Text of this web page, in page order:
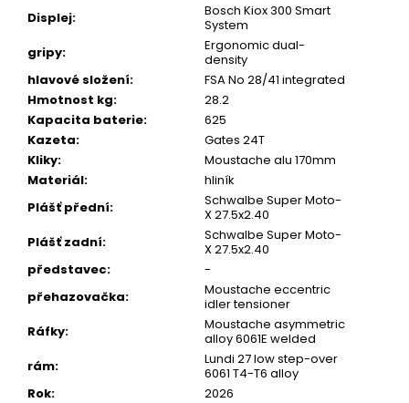
Displej:
Bosch Kiox 300 Smart
System
gripy:
Ergonomic dual-
density
hlavové složení:
FSA No 28/41 integrated
Hmotnost kg:
28.2
Kapacita baterie:
625
Kazeta:
Gates 24T
Kliky:
Moustache alu 170mm
Materiál:
hliník
Plášť přední:
Schwalbe Super Moto-
X 27.5x2.40
Plášť zadní:
Schwalbe Super Moto-
X 27.5x2.40
představec:
-
přehazovačka:
Moustache eccentric
idler tensioner
Ráfky:
Moustache asymmetric
alloy 6061E welded
rám:
Lundi 27 low step-over
6061 T4-T6 alloy
Rok:
2026